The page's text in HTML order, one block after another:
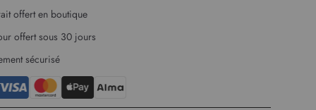
offert en boutique
offert sous 30 jours
sécurisé